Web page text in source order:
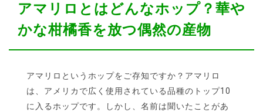
アマリロとはどんなホップ？華や
かな柑橘香を放つ偶然の産物
アマリロというホップをご存知ですか？アマリロ
は、アメリカで広く使用されている品種のトップ10
に入るホップです。しかし、名前は聞いたことがあ